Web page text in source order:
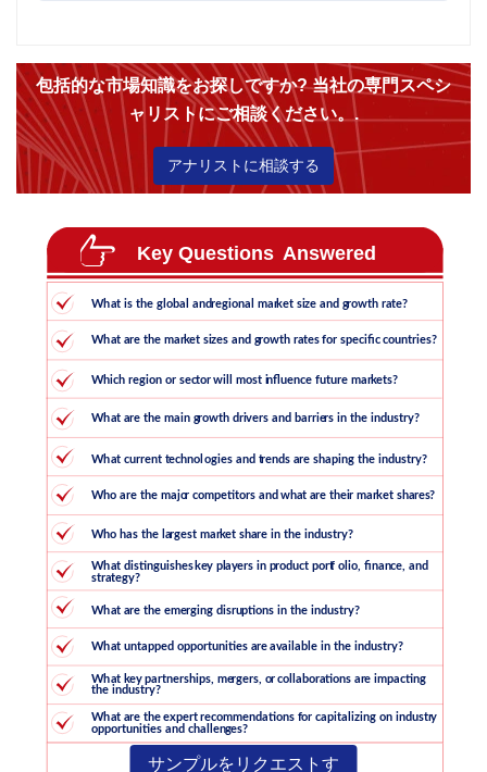
包括的な市場知識をお探しですか? 当社の専門スペシ
ャリストにご相談ください。.
アナリストに相談する
サンプルをリクエストす